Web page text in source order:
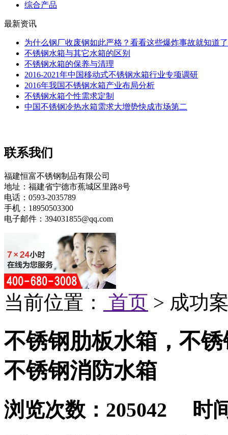
综合产品
最新资讯
为什么钢厂收废钢如此严格？看看这些爆炸事故就知道
不锈钢水箱与其它水箱的区别
不锈钢水箱的保养与清理
2016-2021年中国移动式不锈钢水箱行业专项调研
2016年我国不锈钢水箱产业布局分析
不锈钢水箱个性需求定制
中国不锈钢冷热水箱需求大增势快成市场第二
联系我们
福建恒富不锈钢制品有限公司
地址：福建省宁德市蕉城区里路8号
电话：0593-2035789
手机：18950503300
电子邮件：394031855@qq.com
当前位置： 首页 > 成功
不锈钢肋板水箱，不
不锈钢消防水箱
浏览次数：205042 时